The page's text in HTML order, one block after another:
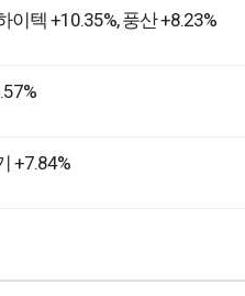
이텍 +10.35%, 풍산 +8.23%
+7.84%